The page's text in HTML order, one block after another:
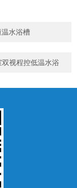
水浴槽
视程控低温水浴